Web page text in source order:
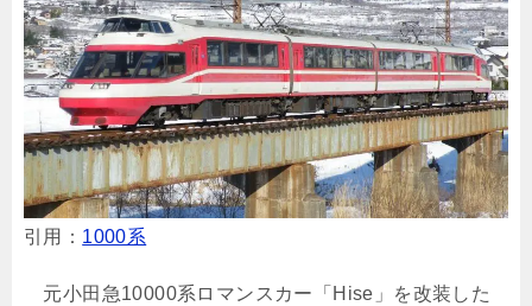
引用： 1000系
元小田急10000系ロマンスカー「Hise」を改装した